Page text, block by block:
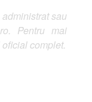
sau
Pentru mai
complet.